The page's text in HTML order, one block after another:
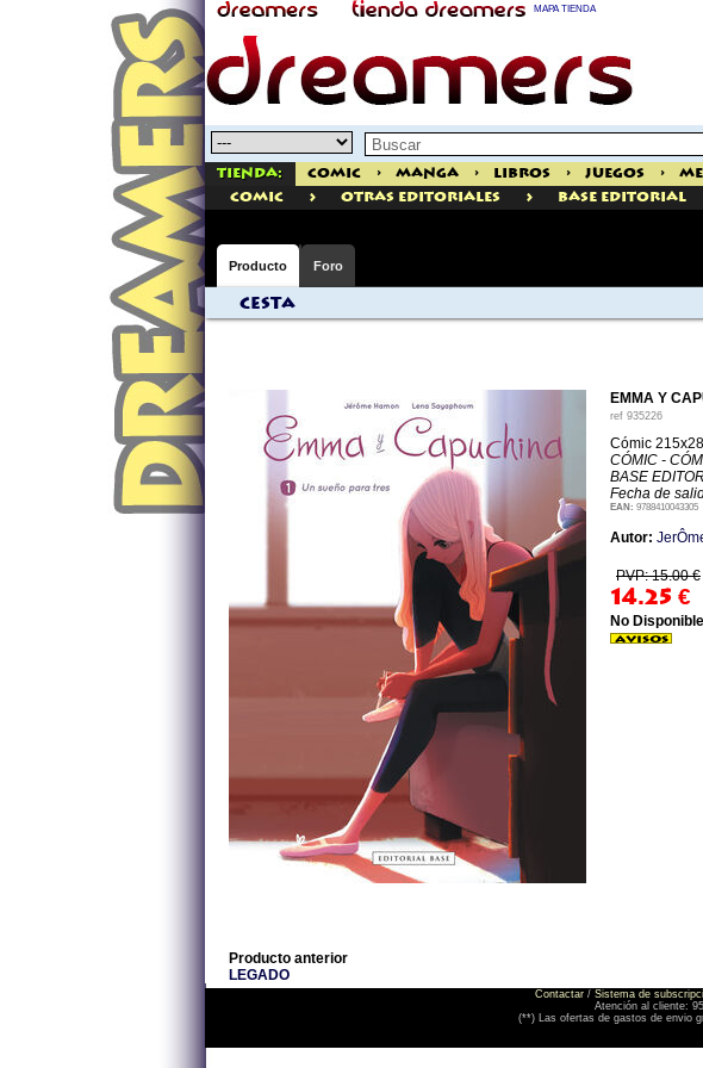
MAPA TIENDA
Tienda: Comic > Manga > Libros > Juegos >
comic
> Otras Editoriales > Base Editorial
Producto Foro
Cesta
EMMA Y
ref 935226
Cómic
CÓMIC -
BASE
Fecha de
EAN: 9788410043305
Autor:
PVP: 15.00 €
14.25 €
No Disponible
Producto anterior
LEGADO
Contactar / Sistema de
Atención al cliente:
(**) Las ofertas de gastos de envio